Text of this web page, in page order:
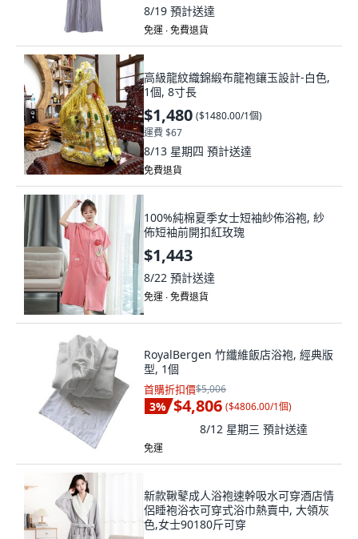
8/19 預計送達
免運 ∙ 免費退貨
高級龍紋織錦緞布龍袍鑲玉設計-白色,
1個, 8寸長
$1,480 ($1480.00/1個)
運費 $67
8/13 星期四 預計送達
免費退貨
100%純棉夏季女士短袖紗佈浴袍, 紗
佈短袖前開扣紅玫瑰
$1,443
8/22 預計送達
免運 ∙ 免費退貨
RoyalBergen 竹纖維飯店浴袍, 經典版
型, 1個
首購折扣價$5,006
3% $4,806 ($4806.00/1個)
8/12 星期三 預計送達
免運
新款鞦鼕成人浴袍速幹吸水可穿酒店情
侶睡袍浴衣可穿式浴巾熱賣中, 大領灰
色,女士90180斤可穿